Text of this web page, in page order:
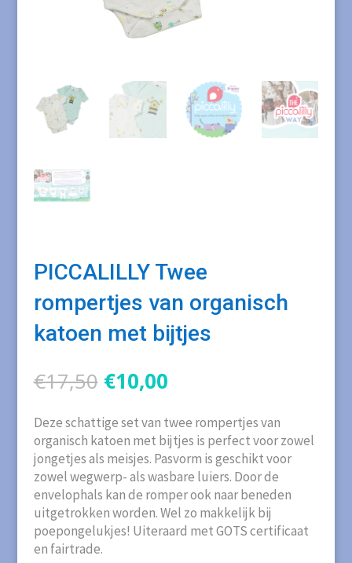
PICCALILLY Twee
rompertjes van organisch
katoen met bijtjes
€17,50 Oorspronkelijke
prijs
was:
€17,50.
€10,00Huidige
is:
€10,00.
Deze schattige set van twee rompertjes van
organisch katoen met bijtjes is perfect voor zowel
jongetjes als meisjes. Pasvorm is geschikt voor
zowel wegwerp- als wasbare luiers. Door de
envelophals kan de romper ook naar beneden
uitgetrokken worden. Wel zo makkelijk bij
poepongelukjes! Uiteraard met GOTS certificaat
en fairtrade.